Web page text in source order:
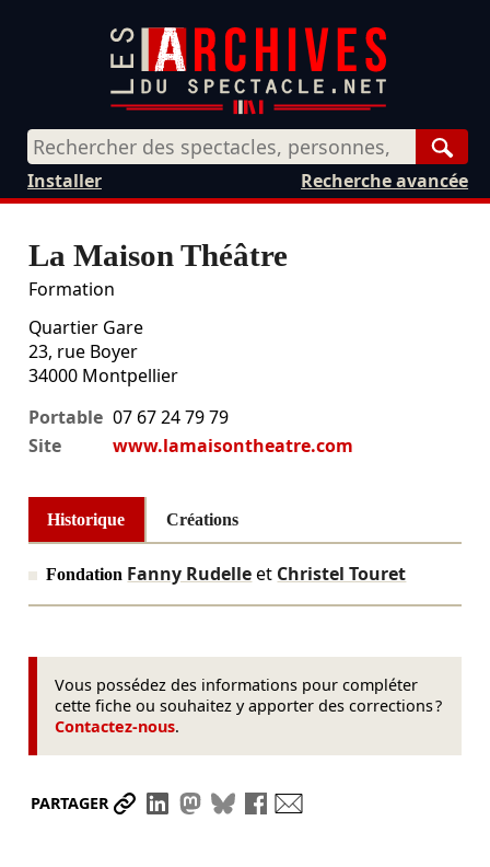
Recherche avancée
Installer
La Maison Théâtre
Formation
Quartier Gare
23, rue Boyer
34000 Montpellier
Portable 07 67 24 79 79
Site
www.lamaisontheatre.com
Historique Créations
Fondation Fanny Rudelleet Christel Touret
Vous possédez des informations pour compléter
cette fiche ou souhaitez y apporter des corrections ?
Contactez-nous.
PARTAGER Partager le lien
Partager sur LinkedIn
Partager sur Mastodon
Partager sur Bluesky
Partager sur Facebook